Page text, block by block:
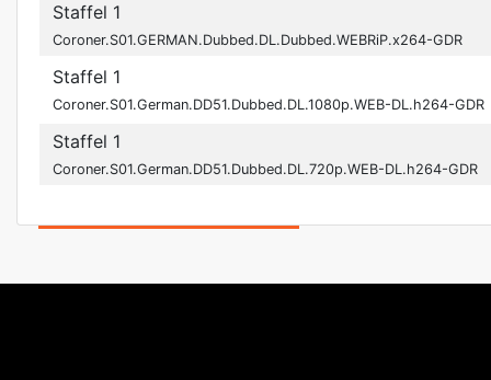
Staffel 1
Coroner.S01.GERMAN.Dubbed.DL.Dubbed.WEBRiP.x264-GDR
Staffel 1
Coroner.S01.German.DD51.Dubbed.DL.1080p.WEB-DL.h264-GDR
Staffel 1
Coroner.S01.German.DD51.Dubbed.DL.720p.WEB-DL.h264-GDR